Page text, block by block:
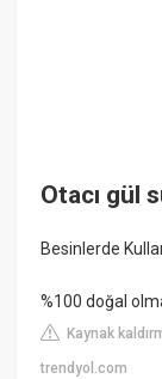
Otacı gül
Besinlerde
%100 doğal
Kaynak
trendyol.com